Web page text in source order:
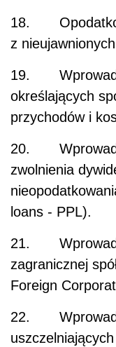
18.
z
19.
określających
przychodów i
20.
zwolnienia
loans - PPL).
21.
zagranicznej
Foreign
22.